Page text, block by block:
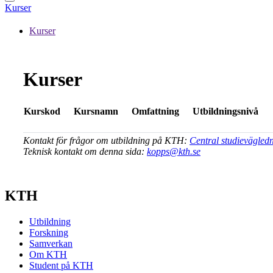
Kurser
Kurser
Kurser
Kurskod Kursnamn Omfattning Utbildningsnivå
Kontakt för frågor om utbildning på KTH: Central
Teknisk kontakt om denna sida: kopps@kth.se
KTH
Utbildning
Forskning
Samverkan
Om KTH
Student på KTH